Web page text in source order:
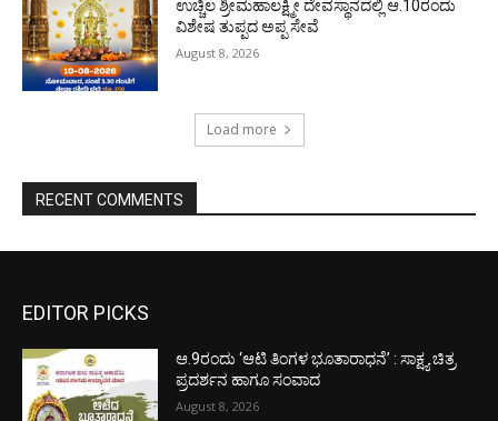
ಉಚ್ಚಿಲ ಶ್ರೀಮಹಾಲಕ್ಷ್ಮೀ ದೇವಸ್ಥಾನದಲ್ಲಿ ಆ.10ರಂದು
ವಿಶೇಷ ತುಪ್ಪದ ಅಪ್ಪ ಸೇವೆ
August 8, 2026
Load more
RECENT COMMENTS
EDITOR PICKS
ಆ.9ರಂದು ‘ಆಟಿ ತಿಂಗಳ ಭೂತಾರಾಧನೆ’ : ಸಾಕ್ಷ್ಯ ಚಿತ್ರ
ಪ್ರದರ್ಶನ ಹಾಗೂ ಸಂವಾದ
August 8, 2026